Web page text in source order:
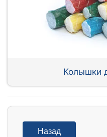
Колышки
Назад